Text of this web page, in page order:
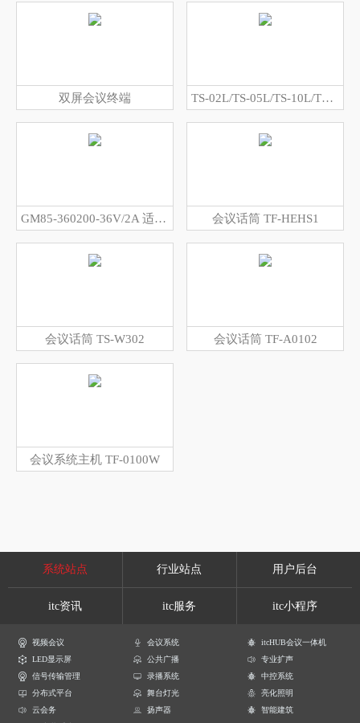
双屏会议终端 TS-02L/TS-05L/TS-10L/TS-20L/TS-50L/TS-100L 连接线
GM85-360200-36V/2A 适配器 会议话筒 TF-HEHS1
会议话筒 TS-W302 会议话筒 TF-A0102
会议系统主机 TF-0100W
系统站点 行业站点 用户后台
itc资讯 itc服务 itc小程序
视频会议 会议系统
itcHUB会议一体机
LED显示屏
公共广播
专业扩声
信号传输管理
录播系统
中控系统
分布式平台
舞台灯光
亮化照明
云会务
扬声器
智能建筑